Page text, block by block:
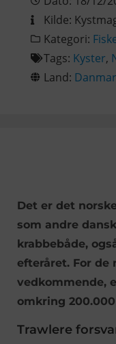
Kilde:
Kategori:
Tags: Kyster,
Land:
Det er det
som andre
krabbebåde,
efteråret. For de
vedkommende,
omkring
Trawlere